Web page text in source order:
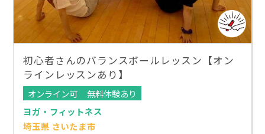
初心者さんのバランスボールレッスン【オン
ラインレッスンあり】
オンライン可
無料体験あり
ヨガ・フィットネス
埼玉県 さいたま市